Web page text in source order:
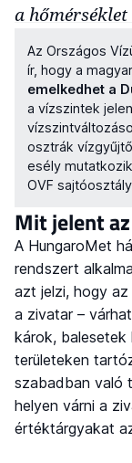
a hőmérséklet
Az Országos
ír, hogy a
emelkedhet a
a vízszintek
osztrák
esély
OVF
Mit jelent
A HungaroMet
rendszert
azt jelzi, hogy az
a zivatar –
károk, balesetek
területeken
szabadban való
helyen várni a
értéktárgyakat